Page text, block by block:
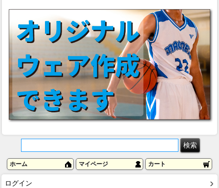
ホーム マイページ カート
ログイン